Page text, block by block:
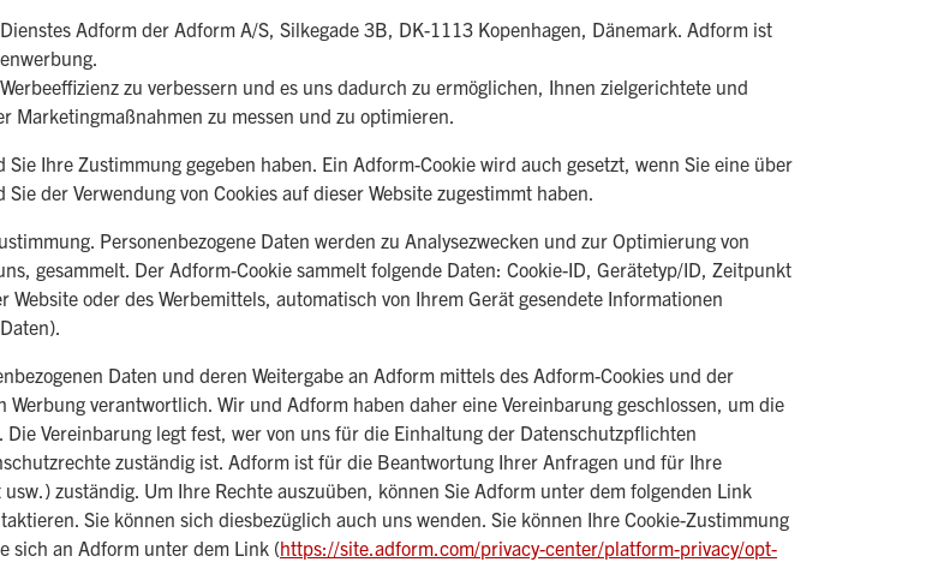
Adform der Adform A/S, Silkegade 3B, DK-1113 Kopenhagen, Dänemark. Adform ist
zu verbessern und es uns dadurch zu ermöglichen, Ihnen zielgerichtete und
Marketingmaßnahmen zu messen und zu optimieren.
Ihre Zustimmung gegeben haben. Ein Adform-Cookie wird auch gesetzt, wenn Sie eine über
der Verwendung von Cookies auf dieser Website zugestimmt haben.
Personenbezogene Daten werden zu Analysezwecken und zur Optimierung von
gesammelt. Der Adform-Cookie sammelt folgende Daten: Cookie-ID, Gerätetyp/ID, Zeitpunkt
oder des Werbemittels, automatisch von Ihrem Gerät gesendete Informationen
Daten und deren Weitergabe an Adform mittels des Adform-Cookies und der
verantwortlich. Wir und Adform haben daher eine Vereinbarung geschlossen, um die
Vereinbarung legt fest, wer von uns für die Einhaltung der Datenschutzpflichten
zuständig ist. Adform ist für die Beantwortung Ihrer Anfragen und für Ihre
zuständig. Um Ihre Rechte auszuüben, können Sie Adform unter dem folgenden Link
Sie können sich diesbezüglich auch uns wenden. Sie können Ihre Cookie-Zustimmung
sich an Adform unter dem Link (https://site.adform.com/privacy-center/platform-privacy/opt-